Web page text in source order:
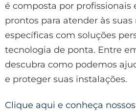
é composta por profissionais
prontos para atender às suas
específicas com soluções
tecnologia de ponta. Entre
descubra como podemos
e proteger suas instalações.
Clique aqui e conheça